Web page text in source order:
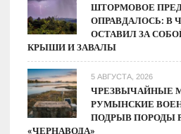
ШТОРМОВОЕ
ОПРАВДАЛОСЬ: В
ОСТАВИЛ ЗА
КРЫШИ И ЗАВАЛЫ
5 АВГУСТА, 2026
ЧРЕЗВЫЧАЙНЫЕ
РУМЫНСКИЕ
ПОДРЫВ ПОРОДЫ
«ЧЕРНАВОДА»